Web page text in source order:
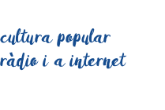
popular
i a internet